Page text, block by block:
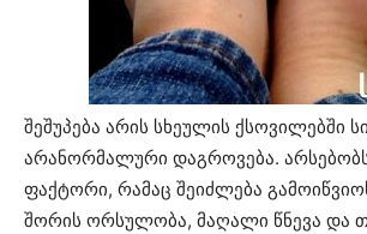
შეშუპება არის სხეულის ქსოვილებში
არანორმალური დაგროვება.
ფაქტორი, რამაც შეიძლება
შორის ორსულობა, მაღალი წნევა და